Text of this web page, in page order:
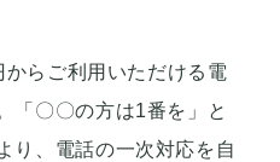
らご利用いただける電
「〇〇の方は1番を」と
り、電話の一次対応を自